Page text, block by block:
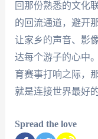
回那份熟悉的文化
的回流通道，避开
让家乡的声音、影
达每个游子的心中
育赛事打响之际，
就是连接世界最好
Spread the love